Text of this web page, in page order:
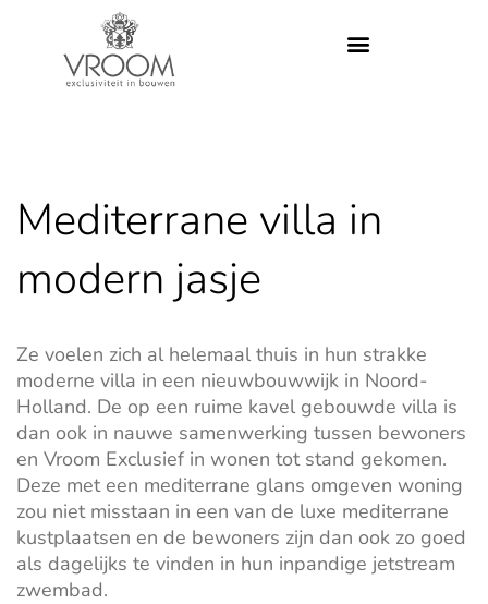
Mediterrane villa in
modern jasje
Ze voelen zich al helemaal thuis in hun strakke
moderne villa in een nieuwbouwwijk in Noord-
Holland. De op een ruime kavel gebouwde villa is
dan ook in nauwe samenwerking tussen bewoners
en Vroom Exclusief in wonen tot stand gekomen.
Deze met een mediterrane glans omgeven woning
zou niet misstaan in een van de luxe mediterrane
kustplaatsen en de bewoners zijn dan ook zo goed
als dagelijks te vinden in hun inpandige jetstream
zwembad.